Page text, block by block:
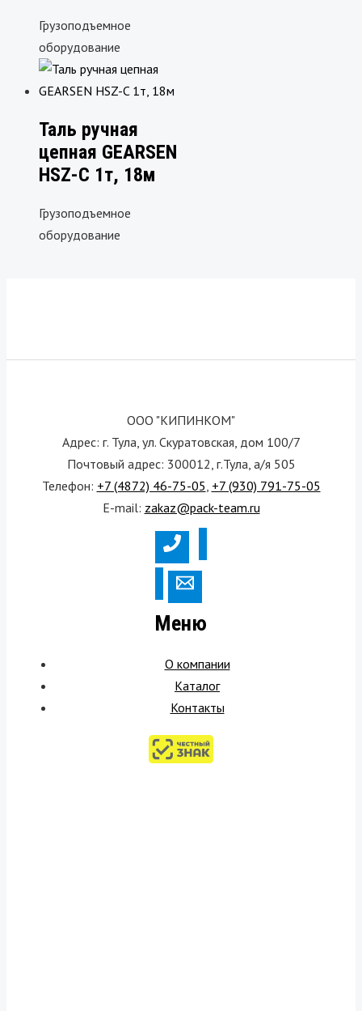
Грузоподъемное
оборудование
Таль ручная
цепная GEARSEN
HSZ-C 1т, 18м
Грузоподъемное
оборудование
ООО "КИПИНКОМ"
Адрес: г. Тула, ул. Скуратовская, дом 100/7
Почтовый адрес: 300012, г.Тула, а/я 505
Телефон: +7 (4872) 46-75-05, +7 (930) 791-75-05
E-mail: zakaz@pack-team.ru
Меню
О компании
Каталог
Контакты